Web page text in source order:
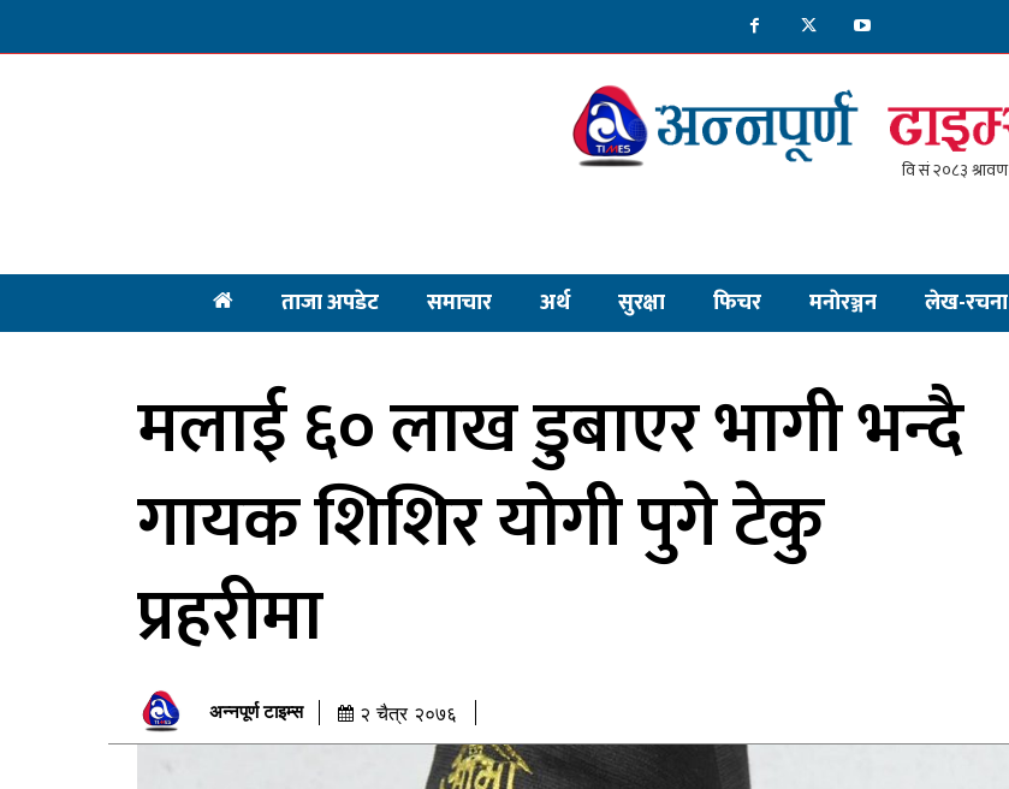
ताजा अपडेट समाचार अर्थ सुरक्षा फिचर मनाेरञ्जन लेख-रचना
मलाई ६० लाख डुबाएर भागी भन्दै
गायक शिशिर योगी पुगे टेकु
प्रहरीमा
अन्नपूर्ण टाइम्स २ चैत्र २०७६